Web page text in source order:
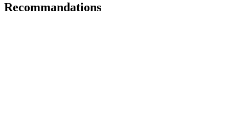
Recommandations